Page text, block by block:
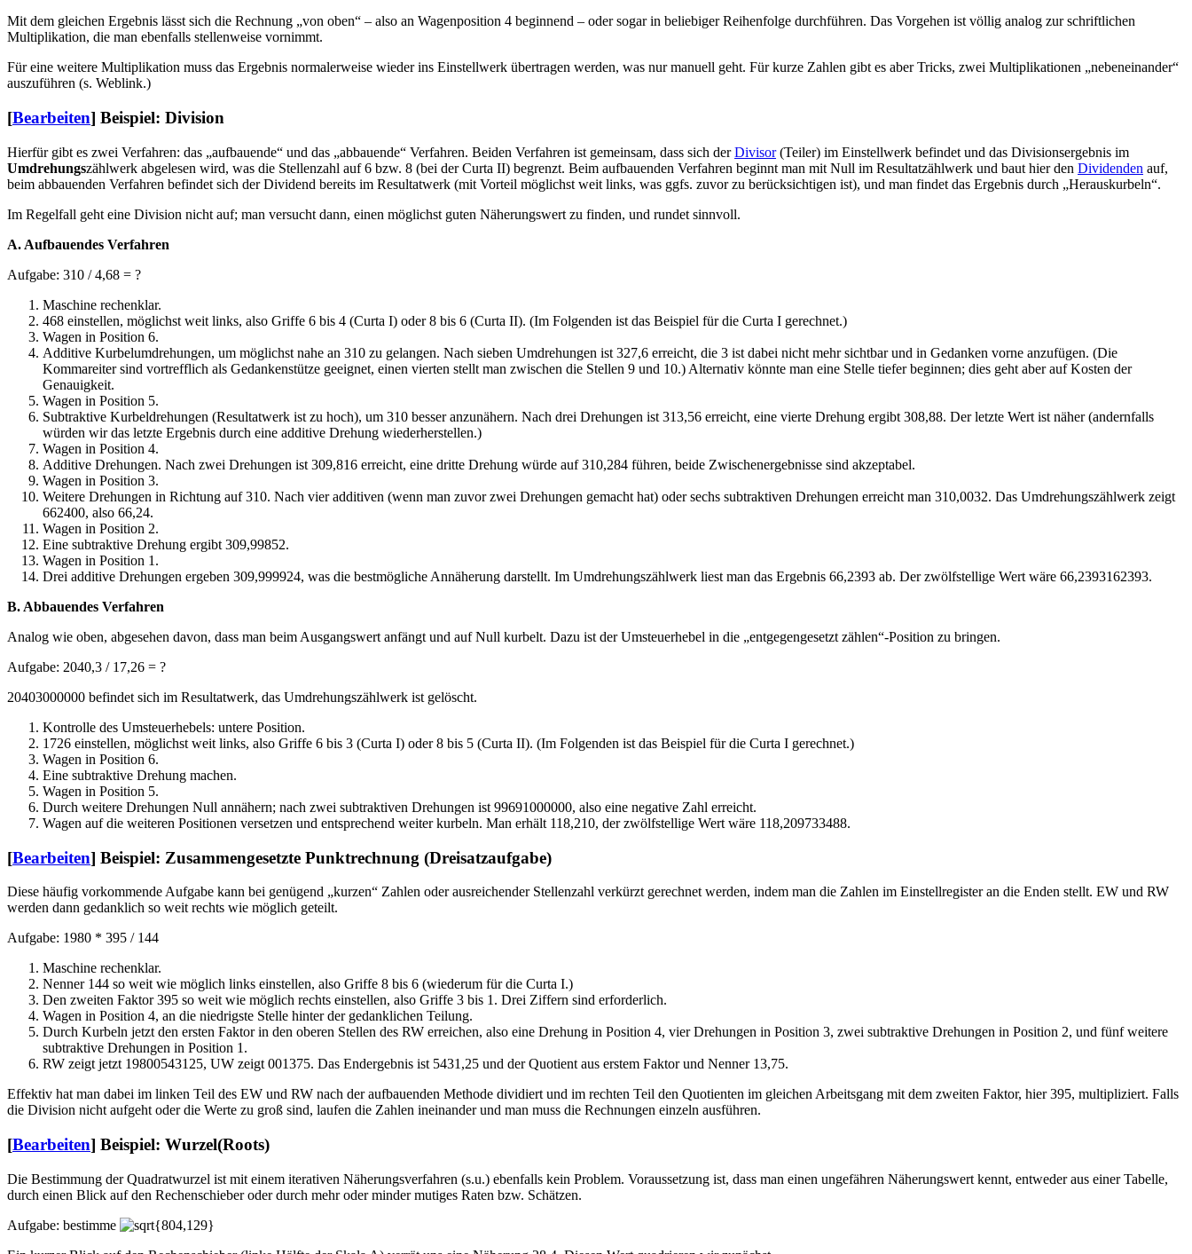
Mit dem gleichen Ergebnis lässt sich die Rechnung „von oben“ – also an Wagenposition 4 beginnend – oder sogar in beliebiger Reihenfolge durchführen. Das Vorgehen ist völlig analog zur schriftlichen
Multiplikation, die man ebenfalls stellenweise vornimmt.
Für eine weitere Multiplikation muss das Ergebnis normalerweise wieder ins Einstellwerk übertragen werden, was nur manuell geht. Für kurze Zahlen gibt es aber Tricks, zwei Multiplikationen „nebeneinander“
auszuführen (s. Weblink.)
[Bearbeiten] Beispiel: Division
Hierfür gibt es zwei Verfahren: das „aufbauende“ und das „abbauende“ Verfahren. Beiden Verfahren ist gemeinsam, dass sich derDivisor(Teiler) im Einstellwerk befindet und das Divisionsergebnis im
Umdrehungszählwerk abgelesen wird, was die Stellenzahl auf 6 bzw. 8 (bei der Curta II) begrenzt. Beim aufbauenden Verfahren beginnt man mit Null im Resultatzählwerk und baut hier den Dividenden auf,
beim abbauenden Verfahren befindet sich der Dividend bereits im Resultatwerk (mit Vorteil möglichst weit links, was ggfs. zuvor zu berücksichtigen ist), und man findet das Ergebnis durch „Herauskurbeln“.
Im Regelfall geht eine Division nicht auf; man versucht dann, einen möglichst guten Näherungswert zu finden, und rundet sinnvoll.
A. Aufbauendes Verfahren
Aufgabe: 310 / 4,68 = ?
Maschine rechenklar.
468 einstellen, möglichst weit links, also Griffe 6 bis 4 (Curta I) oder 8 bis 6 (Curta II). (Im Folgenden ist das Beispiel für die Curta I gerechnet.)
Wagen in Position 6.
Additive Kurbelumdrehungen, um möglichst nahe an 310 zu gelangen. Nach sieben Umdrehungen ist 327,6 erreicht, die 3 ist dabei nicht mehr sichtbar und in Gedanken vorne anzufügen. (Die
Kommareiter sind vortrefflich als Gedankenstütze geeignet, einen vierten stellt man zwischen die Stellen 9 und 10.) Alternativ könnte man eine Stelle tiefer beginnen; dies geht aber auf Kosten der
Genauigkeit.
Wagen in Position 5.
Subtraktive Kurbeldrehungen (Resultatwerk ist zu hoch), um 310 besser anzunähern. Nach drei Drehungen ist 313,56 erreicht, eine vierte Drehung ergibt 308,88. Der letzte Wert ist näher (andernfalls
würden wir das letzte Ergebnis durch eine additive Drehung wiederherstellen.)
Wagen in Position 4.
Additive Drehungen. Nach zwei Drehungen ist 309,816 erreicht, eine dritte Drehung würde auf 310,284 führen, beide Zwischenergebnisse sind akzeptabel.
Wagen in Position 3.
Weitere Drehungen in Richtung auf 310. Nach vier additiven (wenn man zuvor zwei Drehungen gemacht hat) oder sechs subtraktiven Drehungen erreicht man 310,0032. Das Umdrehungszählwerk zeigt
662400, also 66,24.
Wagen in Position 2.
Eine subtraktive Drehung ergibt 309,99852.
Wagen in Position 1.
Drei additive Drehungen ergeben 309,999924, was die bestmögliche Annäherung darstellt. Im Umdrehungszählwerk liest man das Ergebnis 66,2393 ab. Der zwölfstellige Wert wäre 66,2393162393.
B. Abbauendes Verfahren
Analog wie oben, abgesehen davon, dass man beim Ausgangswert anfängt und auf Null kurbelt. Dazu ist der Umsteuerhebel in die „entgegengesetzt zählen“-Position zu bringen.
Aufgabe: 2040,3 / 17,26 = ?
20403000000 befindet sich im Resultatwerk, das Umdrehungszählwerk ist gelöscht.
Kontrolle des Umsteuerhebels: untere Position.
1726 einstellen, möglichst weit links, also Griffe 6 bis 3 (Curta I) oder 8 bis 5 (Curta II). (Im Folgenden ist das Beispiel für die Curta I gerechnet.)
Wagen in Position 6.
Eine subtraktive Drehung machen.
Wagen in Position 5.
Durch weitere Drehungen Null annähern; nach zwei subtraktiven Drehungen ist 99691000000, also eine negative Zahl erreicht.
Wagen auf die weiteren Positionen versetzen und entsprechend weiter kurbeln. Man erhält 118,210, der zwölfstellige Wert wäre 118,209733488.
[Bearbeiten] Beispiel: Zusammengesetzte Punktrechnung (Dreisatzaufgabe)
Diese häufig vorkommende Aufgabe kann bei genügend „kurzen“ Zahlen oder ausreichender Stellenzahl verkürzt gerechnet werden, indem man die Zahlen im Einstellregister an die Enden stellt. EW und RW
werden dann gedanklich so weit rechts wie möglich geteilt.
Aufgabe: 1980 * 395 / 144
Maschine rechenklar.
Nenner 144 so weit wie möglich links einstellen, also Griffe 8 bis 6 (wiederum für die Curta I.)
Den zweiten Faktor 395 so weit wie möglich rechts einstellen, also Griffe 3 bis 1. Drei Ziffern sind erforderlich.
Wagen in Position 4, an die niedrigste Stelle hinter der gedanklichen Teilung.
Durch Kurbeln jetzt den ersten Faktor in den oberen Stellen des RW erreichen, also eine Drehung in Position 4, vier Drehungen in Position 3, zwei subtraktive Drehungen in Position 2, und fünf weitere
subtraktive Drehungen in Position 1.
RW zeigt jetzt 19800543125, UW zeigt 001375. Das Endergebnis ist 5431,25 und der Quotient aus erstem Faktor und Nenner 13,75.
Effektiv hat man dabei im linken Teil des EW und RW nach der aufbauenden Methode dividiert und im rechten Teil den Quotienten im gleichen Arbeitsgang mit dem zweiten Faktor, hier 395, multipliziert. Falls
die Division nicht aufgeht oder die Werte zu groß sind, laufen die Zahlen ineinander und man muss die Rechnungen einzeln ausführen.
[Bearbeiten] Beispiel: Wurzel(Roots)
Die Bestimmung der Quadratwurzel ist mit einem iterativen Näherungsverfahren (s.u.) ebenfalls kein Problem. Voraussetzung ist, dass man einen ungefähren Näherungswert kennt, entweder aus einer Tabelle,
durch einen Blick auf den Rechenschieber oder durch mehr oder minder mutiges Raten bzw. Schätzen.
Aufgabe: bestimme